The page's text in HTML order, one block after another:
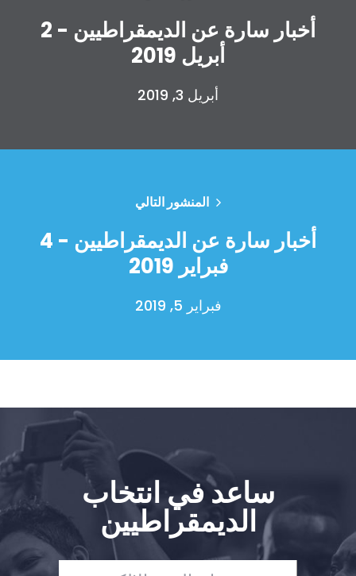
الصفحة الرئيسية
حفلتك
الإجراء
Vote
تبرع
أخبار سارة عن الديمقراطيين - 2
أبريل 2019
أبريل 3, 2019
المنشور التالي
أخبار سارة عن الديمقراطيين - 4
فبراير 2019
فبراير 5, 2019
ساعد في انتخاب
الديمقراطيين